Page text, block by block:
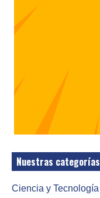
Nuestras categorías
Ciencia y Tecnología